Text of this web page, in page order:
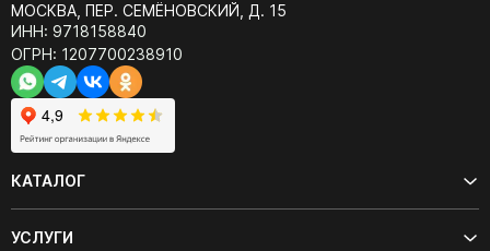
МОСКВА, ПЕР. СЕМЁНОВСКИЙ, Д. 15
ИНН: 9718158840
ОГРН: 1207700238910
КАТАЛОГ
УСЛУГИ